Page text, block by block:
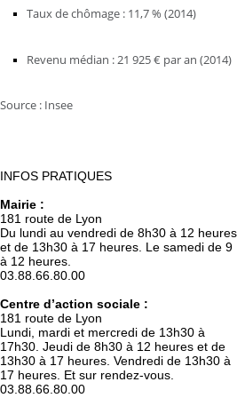
9 octobre 2018
neuve
19 octobre 2017
Les ateliers rénovés du
lycée Le Corbusier sous
les projecteurs
19 octobre 2017
La communauté
musulmane en quête
d'espace
19 octobre 2017
Taux de chômage : 11,7 % (2014)
Revenu médian : 21 925 € par an (2014)
​Source : Insee
INFOS PRATIQUES
Mairie :
181 route de Lyon
Du lundi au vendredi de 8h30 à 12 heures
et de 13h30 à 17 heures. Le samedi de 9
à 12 heures.
03.88.66.80.00
Centre d’action sociale :
181 route de Lyon
Lundi, mardi et mercredi de 13h30 à
17h30. Jeudi de 8h30 à 12 heures et de
13h30 à 17 heures. Vendredi de 13h30 à
17 heures. Et sur rendez-vous.
03.88.66.80.00